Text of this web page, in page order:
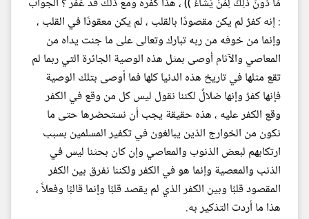
: إنه كفرٌ لم يكن مقصودًا بالقلب ، لم يكن معقودًا في القلب ،
وإنما من خوفه من ربه تبارك وتعالى على ما جنت يداه من
المعاصي والآثام أوصى بمثل هذه الوصية الجائرة التي ربما لم
تقع مثلها في تاريخ هذه الدنيا كلها فما أوصى بتلك الوصية
فإنها كفرٌ وإنها ضلالٌ لكننا نقول ليس كل من وقع في الكفر
وقع الكفر عليه ، هذه حقيقة يجب أن نستحضرها حتى ما
نكون من الخوارج الذين يبالغون في تكفير المسلمين بسبب
ارتكابهم لبعض الذنوب والمعاصي وإن كان بحثنا ليس في
الذنب والمعصية وإنما هو في الكفر ولكننا نفرق بين الكفر
المقصود قلبًا وبين الكفر الذي لم يقصد قلبًا وإنما قالبًا وفعلاً ،
هذا ما أردت التذكير به.